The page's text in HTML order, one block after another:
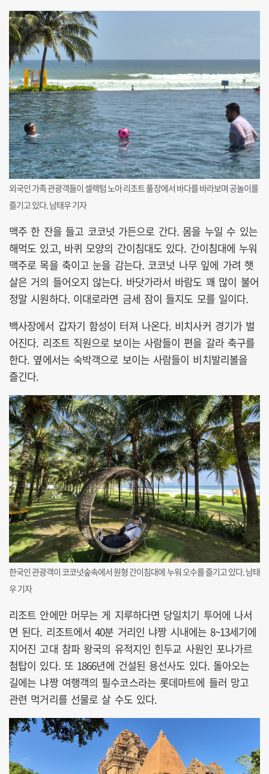
외국인 가족 관광객들이 셀렉텀 노아 리조트 풀장에서 바다를 바라보며 공놀이를
즐기고 있다. 남태우 기자
맥주 한 잔을 들고 코코넛 가든으로 간다. 몸을 누일 수 있는
해먹도 있고, 바퀴 모양의 간이침대도 있다. 간이침대에 누워
맥주로 목을 축이고 눈을 감는다. 코코넛 나무 잎에 가려 햇
살은 거의 들어오지 않는다. 바닷가라서 바람도 꽤 많이 불어
정말 시원하다. 이대로라면 금세 잠이 들지도 모를 일이다.
백사장에서 갑자기 함성이 터져 나온다. 비치사커 경기가 벌
어진다. 리조트 직원으로 보이는 사람들이 편을 갈라 축구를
한다. 옆에서는 숙박객으로 보이는 사람들이 비치발리볼을
즐긴다.
한국인 관광객이 코코넛숲속에서 원형 간이침대에 누워 오수를 즐기고 있다. 남태
우 기자
리조트 안에만 머무는 게 지루하다면 당일치기 투어에 나서
면 된다. 리조트에서 40분 거리인 냐짱 시내에는 8~13세기에
지어진 고대 참파 왕국의 유적지인 힌두교 사원인 포나가르
첨탑이 있다. 또 1866년에 건설된 용선사도 있다. 돌아오는
길에는 냐짱 여행객의 필수코스라는 롯데마트에 들러 망고
관련 먹거리를 선물로 살 수도 있다.